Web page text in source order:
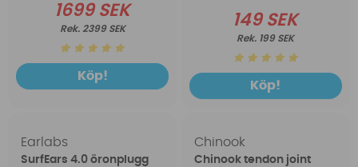
1699 SEK
2399 SEK
Köp!
149 SEK
199 SEK
Köp!
Earlabs
SurfEars 4.0 öronplugg
Chinook
Chinook tendon joint